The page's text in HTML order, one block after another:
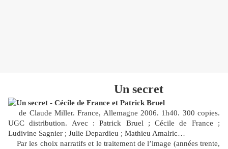
Un secret
de Claude Miller. France, Allemagne 2006. 1h40. 300 copies.
UGC distribution. Avec : Patrick Bruel ; Cécile de France ;
Ludivine Sagnier ; Julie Depardieu ; Mathieu Amalric…
Par les choix narratifs et le traitement de l’image (années trente,